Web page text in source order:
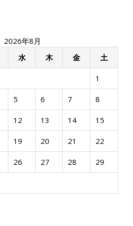
2026年8月
水 木 金 土
1
5 6 7 8
12 13 14 15
19 20 21 22
26 27 28 29